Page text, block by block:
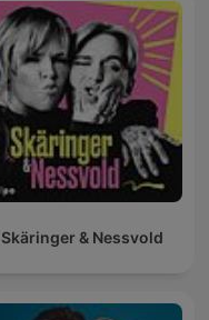
Skäringer & Nessvold